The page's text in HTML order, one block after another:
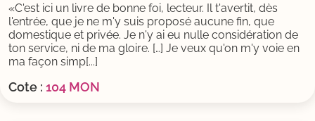
«C'est ici un livre de bonne foi, lecteur. Il t'avertit, dès
l'entrée, que je ne m'y suis proposé aucune fin, que
domestique et privée. Je n'y ai eu nulle considération de
ton service, ni de ma gloire. […] Je veux qu'on m'y voie en
ma façon simp[...]
Cote : 104 MON